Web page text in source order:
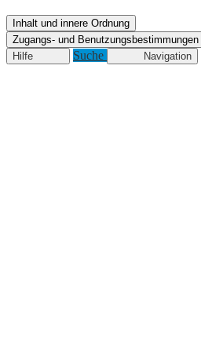
Inhalt und innere Ordnung
Zugangs- und Benutzungsbestimmungen
Hilfe
Suche Navigation